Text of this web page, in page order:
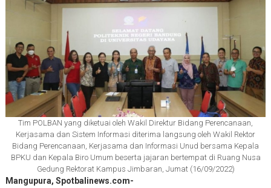
Tim POLBAN yang diketuai oleh Wakil Direktur Bidang Perencanaan,
Kerjasama dan Sistem Informasi diterima langsung oleh Wakil Rektor
Bidang Perencanaan, Kerjasama dan Informasi Unud bersama Kepala
BPKU dan Kepala Biro Umum beserta jajaran bertempat di Ruang Nusa
Gedung Rektorat Kampus Jimbaran, Jumat (16/09/2022)
Mangupura, Spotbalinews.com-